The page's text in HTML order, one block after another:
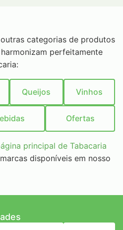
categorias de produtos
perfeitamente
Queijos Vinhos
Ofertas
principal de Tabacaria
disponíveis em nosso